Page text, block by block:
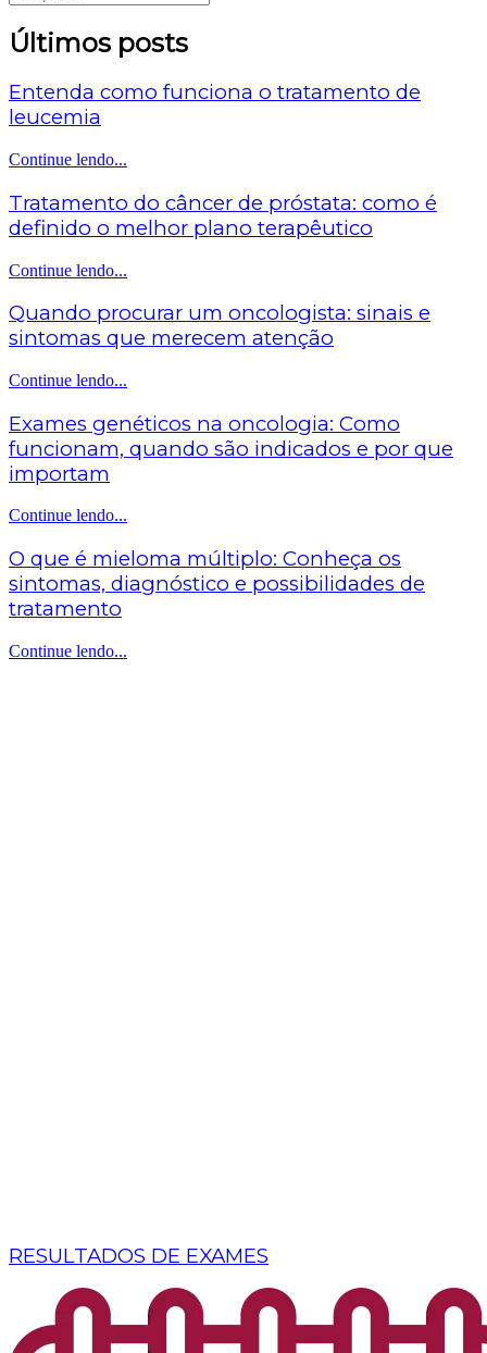
Últimos posts
Entenda como funciona o tratamento de
leucemia
Continue lendo...
Tratamento do câncer de próstata: como é
definido o melhor plano terapêutico
Continue lendo...
Quando procurar um oncologista: sinais e
sintomas que merecem atenção
Continue lendo...
Exames genéticos na oncologia: Como
funcionam, quando são indicados e por que
importam
Continue lendo...
O que é mieloma múltiplo: Conheça os
sintomas, diagnóstico e possibilidades de
tratamento
Continue lendo...
RESULTADOS DE EXAMES